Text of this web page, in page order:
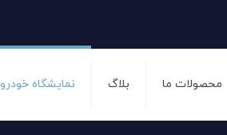
محصولات ما بلاگ نمایشگاه خودرو